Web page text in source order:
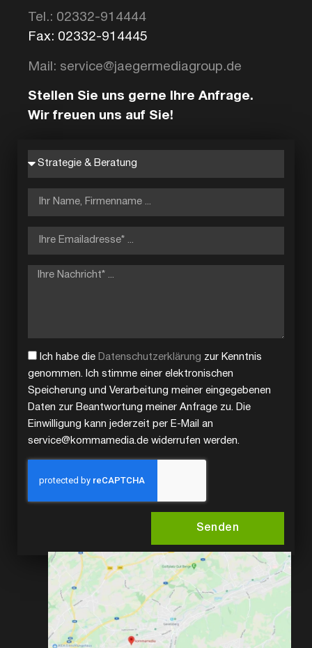
Tel.: 02332-914444
Fax: 02332-914445
Mail: service@jaegermediagroup.de
Stellen Sie uns gerne Ihre Anfrage.
Wir freuen uns auf Sie!
Ich habe die Datenschutzerklärung zur Kenntnis
genommen. Ich stimme einer elektronischen
Speicherung und Verarbeitung meiner eingegebenen
Daten zur Beantwortung meiner Anfrage zu. Die
Einwilligung kann jederzeit per E-Mail an
service@kommamedia.de widerrufen werden.
Senden